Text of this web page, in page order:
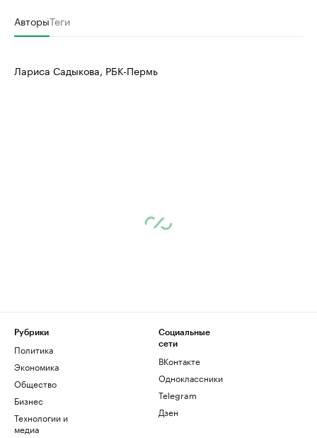
АвторыТеги
Лариса Садыкова, РБК-Пермь
Рубрики
Политика
Экономика
Общество
Бизнес
Технологии и
медиа
Социальные
сети
ВКонтакте
Одноклассники
Telegram
Дзен